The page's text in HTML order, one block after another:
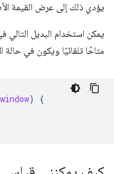
يؤدي ذلك إلى عرض القيمة
يمكن استخدام البديل التالي
متاحًا تلقائيًا ويكون في حالة
window)
{